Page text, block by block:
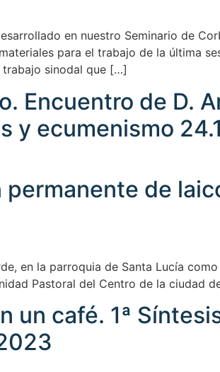
en nuestro Seminario de
para el trabajo de la última
trabajo sinodal que […]
Encuentro de D.
y ecumenismo
permanente de
en la parroquia de Santa Lucía
Pastoral del Centro de la ciudad
un café. 1ª